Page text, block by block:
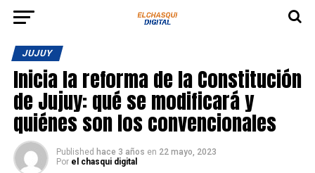
JUJUY
Inicia la reforma de la Constitución
de Jujuy: qué se modificará y
quiénes son los convencionales
Published hace 3 años en 22 mayo, 2023
Por el chasqui digital